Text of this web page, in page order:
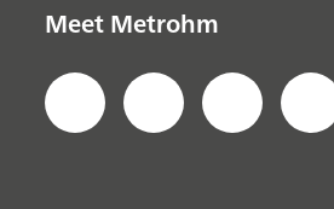
Meet Metrohm